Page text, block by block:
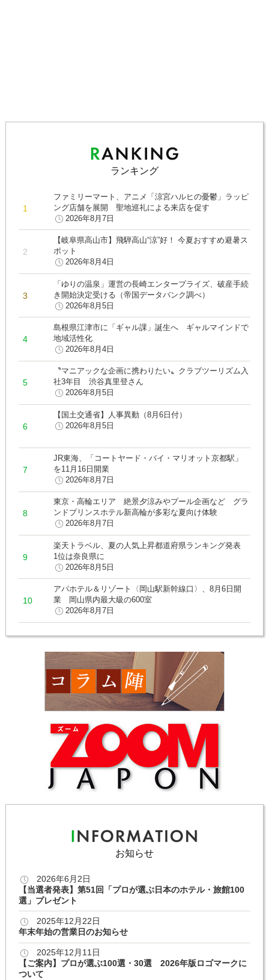
ランキング
ファミリーマート、アニメ「涼宮ハルヒの憂鬱」ラッピ
ング店舗を展開 聖地巡礼による来店を促す
2026年8月7日
【岐阜県高山市】飛騨高山“涼”好！ 今夏おすすめ避暑ス
ポット
2026年8月4日
「ゆりの温泉」運営の長崎エンタープライズ、破産手続
き開始決定受ける（帝国データバンク調べ）
2026年8月5日
島根県江津市に「ギャル課」誕生へ ギャルマインドで
地域活性化
2026年8月4日
〝マニアックな企画に携わりたい〟クラブツーリズム入
社3年目 渋谷真里登さん
2026年8月5日
【国土交通省】人事異動（8月6日付）
2026年8月5日
JR東海、「コートヤード・バイ・マリオット京都駅」
を11月16日開業
2026年8月7日
東京・高輪エリア 絶景夕涼みやプール企画など グラ
ンドプリンスホテル新高輪が多彩な夏向け体験
2026年8月7日
楽天トラベル、夏の人気上昇都道府県ランキング発表
1位は奈良県に
2026年8月5日
アパホテル＆リゾート〈岡山駅新幹線口〉、8月6日開
業 岡山県内最大級の600室
2026年8月7日
お知らせ
2026年6月2日
【当選者発表】第51回「プロが選ぶ日本のホテル・旅館100
選」プレゼント
2025年12月22日
年末年始の営業日のお知らせ
2025年12月11日
【ご案内】プロが選ぶ100選・30選 2026年版ロゴマークに
ついて